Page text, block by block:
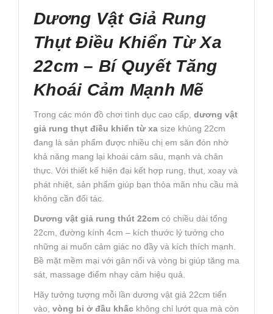
Dương Vật Giả Rung
Thụt Điều Khiển Từ Xa
22cm – Bí Quyết Tăng
Khoái Cảm Mạnh Mẽ
Trong các món đồ chơi tình dục cao cấp, dương vật
giả rung thụt điều khiển từ xa size khủng 22cm
đang là sản phẩm được nhiều chị em săn đón nhờ
khả năng mang lại khoái cảm sâu, mạnh và chân
thực. Với thiết kế hiện đại kết hợp rung, thụt, xoay và
phát nhiệt, sản phẩm giúp bạn thỏa mãn nhu cầu mà
không cần đối tác.
Dương vật giả rung thút 22cm có chiều dài tổng
22cm, đường kính 4cm – kích thước lý tưởng cho
những ai muốn cảm giác no đầy và kích thích mạnh.
Bề mặt mềm mại với gân nổi và vòng bi giúp tăng ma
sát, massage điểm nhạy cảm hiệu quả.
Hãy tưởng tượng mỗi lần dương vật giả 22cm tiến
vào, vòng bi ở đầu khấc không chỉ lướt qua mà còn